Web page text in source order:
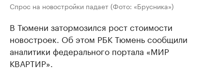
Спрос на новостройки падает (Фото: «Брусника»)
В Тюмени затормозился рост стоимости
новостроек. Об этом РБК Тюмень сообщили
аналитики федерального портала «МИР
КВАРТИР».